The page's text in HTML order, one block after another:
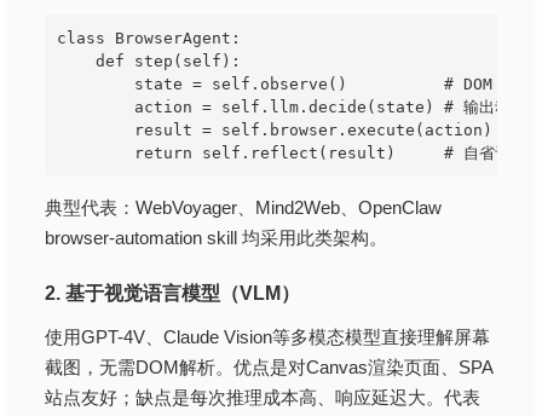
class BrowserAgent:
    def step(self):
state = self.observe()          # DOM +
action = self.llm.decide(state) # 输出动作
        result = self.browser.execute(action)
典型代表：WebVoyager、Mind2Web、OpenClaw
browser-automation skill 均采用此类架构。
2. 基于视觉语言模型（VLM）
使用GPT-4V、Claude Vision等多模态模型直接理解屏幕
截图，无需DOM解析。优点是对Canvas渲染页面、SPA
站点友好；缺点是每次推理成本高、响应延迟大。代表